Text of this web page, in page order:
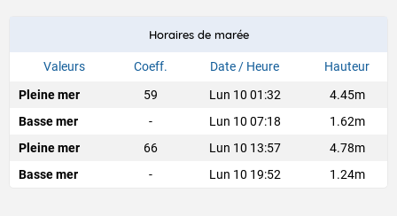
Horaires de marée
Valeurs Coeff. Date / Heure
Hauteur
Pleine mer
59 Lun 10 01:32
4.45m
Basse mer
- Lun 10 07:18
1.62m
Pleine mer
66 Lun 10 13:57
4.78m
Basse mer
- Lun 10 19:52 1.24m